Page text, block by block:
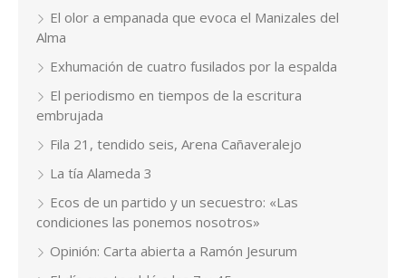
El olor a empanada que evoca el Manizales del
Alma
Exhumación de cuatro fusilados por la espalda
El periodismo en tiempos de la escritura
embrujada
Fila 21, tendido seis, Arena Cañaveralejo
La tía Alameda 3
Ecos de un partido y un secuestro: «Las
condiciones las ponemos nosotros»
Opinión: Carta abierta a Ramón Jesurum